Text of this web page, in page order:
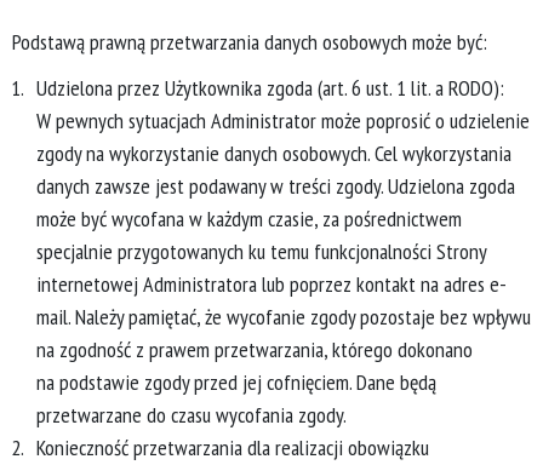
Podstawą prawną przetwarzania danych osobowych może być:
Udzielona przez Użytkownika zgoda (art. 6 ust. 1 lit. a RODO):
W pewnych sytuacjach Administrator może poprosić o udzielenie
zgody na wykorzystanie danych osobowych. Cel wykorzystania
danych zawsze jest podawany w treści zgody. Udzielona zgoda
może być wycofana w każdym czasie, za pośrednictwem
specjalnie przygotowanych ku temu funkcjonalności Strony
internetowej Administratora lub poprzez kontakt na adres e-
mail. Należy pamiętać, że wycofanie zgody pozostaje bez wpływu
na zgodność z prawem przetwarzania, którego dokonano
na podstawie zgody przed jej cofnięciem. Dane będą
przetwarzane do czasu wycofania zgody.
Konieczność przetwarzania dla realizacji obowiązku